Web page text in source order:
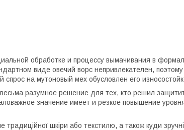
обработке и процессу вымачивания в
виде овечий ворс непривлекателен,
на мутоновый мех обусловлен его
разумное решение для тех, кто решил
значение имеет и резкое повышение
традиційної шкіри або текстилю, а також куди